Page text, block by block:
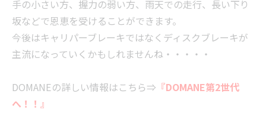
手の小さい方、握力の弱い方、雨天での走行、長い下り
坂などで恩恵を受けることができます。
今後はキャリパーブレーキではなくディスクブレーキが
主流になっていくかもしれませんね・・・・・
DOMANEの詳しい情報はこちら⇒ 『DOMANE第2世代
へ！！』